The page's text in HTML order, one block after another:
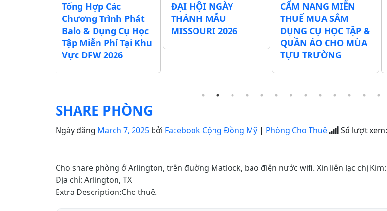
Tổng Hợp Các
Chương Trình Phát
Balo & Dụng Cụ Học
Tập Miễn Phí Tại Khu
Vực DFW 2026
ĐẠI HỘI NGÀY
THÁNH MẪU
MISSOURI 2026
CẨM NANG MIỄN
THUẾ MUA SẮM
DỤNG CỤ HỌC TẬP &
QUẦN ÁO CHO MÙA
TỰU TRƯỜNG
SHARE PHÒNG
Ngày đăng March 7, 2025 bởi Facebook Cộng Đồng Mỹ | Phòng Cho Thuê Số lượt xem:
Cho share phòng ở Arlington, trên đường Matlock, bao điện nước wifi. Xin liên lạc chị Kim:
Địa chỉ: Arlington, TX
Extra Description:Cho thuê.